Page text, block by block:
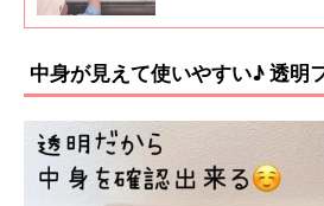
の、お風呂用おもち
中身が見えて使いやすい♪ 透明